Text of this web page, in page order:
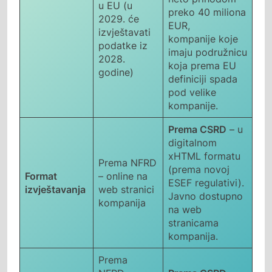
u EU (u
2029. će
izvještavati
podatke iz
2028.
godine)
preko 40 miliona
EUR,
kompanije koje
imaju podružnicu
koja prema EU
definiciji spada
pod velike
kompanije.
Format
izvještavanja
Prema NFRD
– online na
web stranici
kompanija
Prema CSRD – u
digitalnom
xHTML formatu
(prema novoj
ESEF regulativi).
Javno dostupno
na web
stranicama
kompanija.
Prema